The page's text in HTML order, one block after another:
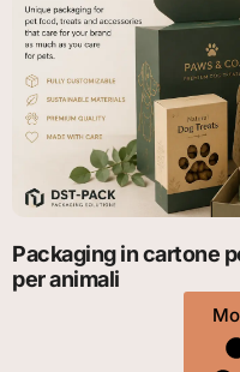
Packaging in cartone
per animali